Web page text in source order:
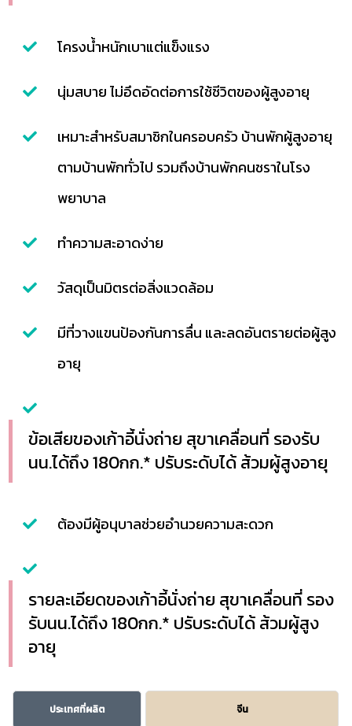
โครงน้ำหนักเบาแต่แข็งแรง
นุ่มสบาย ไม่อึดอัดต่อการใช้ชีวิตของผู้สูงอายุ
เหมาะสำหรับสมาชิกในครอบครัว บ้านพักผู้สูงอายุ
ตามบ้านพักทั่วไป รวมถึงบ้านพักคนชราในโรง
พยาบาล
ทำความสะอาดง่าย
วัสดุเป็นมิตรต่อสิ่งแวดล้อม
มีที่วางแขนป้องกันการลื่น และลดอันตรายต่อผู้สูง
อายุ
ข้อเสียของเก้าอี้นั่งถ่าย สุขาเคลื่อนที่ รองรับ
นน.ได้ถึง 180กก.* ปรับระดับได้ ส้วมผู้สูงอายุ
ต้องมีผู้อนุบาลช่วยอำนวยความสะดวก
รายละเอียดของเก้าอี้นั่งถ่าย สุขาเคลื่อนที่ รอง
รับนน.ได้ถึง 180กก.* ปรับระดับได้ ส้วมผู้สูง
อายุ
ประเทศที่ผลิต จีน